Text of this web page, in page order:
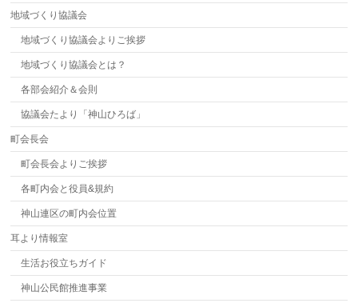
地域づくり協議会
地域づくり協議会よりご挨拶
地域づくり協議会とは？
各部会紹介＆会則
協議会たより「神山ひろば」
町会長会
町会長会よりご挨拶
各町内会と役員&規約
神山連区の町内会位置
耳より情報室
生活お役立ちガイド
神山公民館推進事業